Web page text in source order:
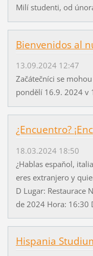
Milí studenti, od
Bienvenidos al
13.09.2024 12:47
Začátečníci se
pondělí 16.9. 2024 v
¿Encuentro?
18.03.2024 18:50
¿Hablas espaňol,
eres extranjero y
D Lugar: Restaurace
de 2024 Hora: 16:30
Hispania